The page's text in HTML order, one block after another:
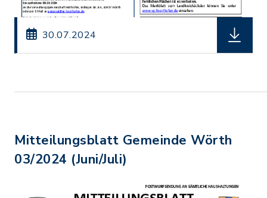
30.07.2024
Mitteilungsblatt Gemeinde Wörth
03/2024 (Juni/Juli)